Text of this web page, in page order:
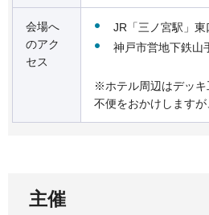
会場へ
のアク
セス
JR「三ノ宮駅」
神戸市営地下鉄山
※ホテル周辺はデッキ
不便をおかけします
主催